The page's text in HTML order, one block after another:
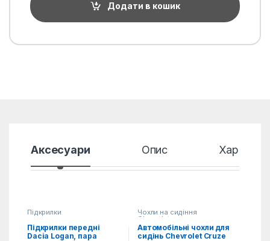
Додати в кошик
Аксесуари Опис
Підкрилки
Підкрилки передні
Dacia Logan, пара
Чохли на сидіння
Chevrolet
Автомобільні чохли для
сидінь Chevrolet Cruze